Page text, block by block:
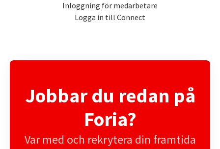
Inloggning för medarbetare
Logga in till Connect
Jobbar du redan på
Foria?
Var med och rekrytera din framtida